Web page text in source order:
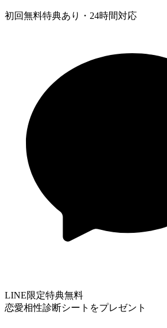
初回無料特典あり・24時間対応
LINE限定特典無料
恋愛相性診断シートをプレゼント